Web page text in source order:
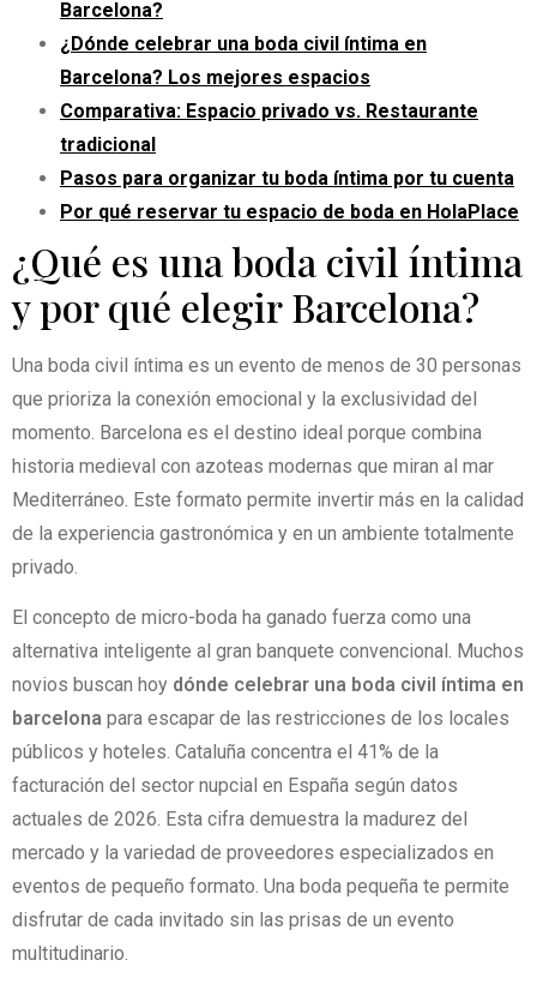
Barcelona?
¿Dónde celebrar una boda civil íntima en
Barcelona? Los mejores espacios
Comparativa: Espacio privado vs. Restaurante
tradicional
Pasos para organizar tu boda íntima por tu cuenta
Por qué reservar tu espacio de boda en HolaPlace
¿Qué es una boda civil íntima
y por qué elegir Barcelona?
Una boda civil íntima es un evento de menos de 30 personas
que prioriza la conexión emocional y la exclusividad del
momento. Barcelona es el destino ideal porque combina
historia medieval con azoteas modernas que miran al mar
Mediterráneo. Este formato permite invertir más en la calidad
de la experiencia gastronómica y en un ambiente totalmente
privado.
El concepto de micro-boda ha ganado fuerza como una
alternativa inteligente al gran banquete convencional. Muchos
novios buscan hoy dónde celebrar una boda civil íntima en
barcelona para escapar de las restricciones de los locales
públicos y hoteles. Cataluña concentra el 41% de la
facturación del sector nupcial en España según datos
actuales de 2026. Esta cifra demuestra la madurez del
mercado y la variedad de proveedores especializados en
eventos de pequeño formato. Una boda pequeña te permite
disfrutar de cada invitado sin las prisas de un evento
multitudinario.